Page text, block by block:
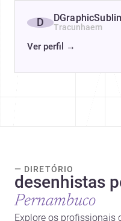
D Tracunhaem
Ver perfil →
— DIRETÓRIO
desenhistas
Pernambuco
Explore os profissionais